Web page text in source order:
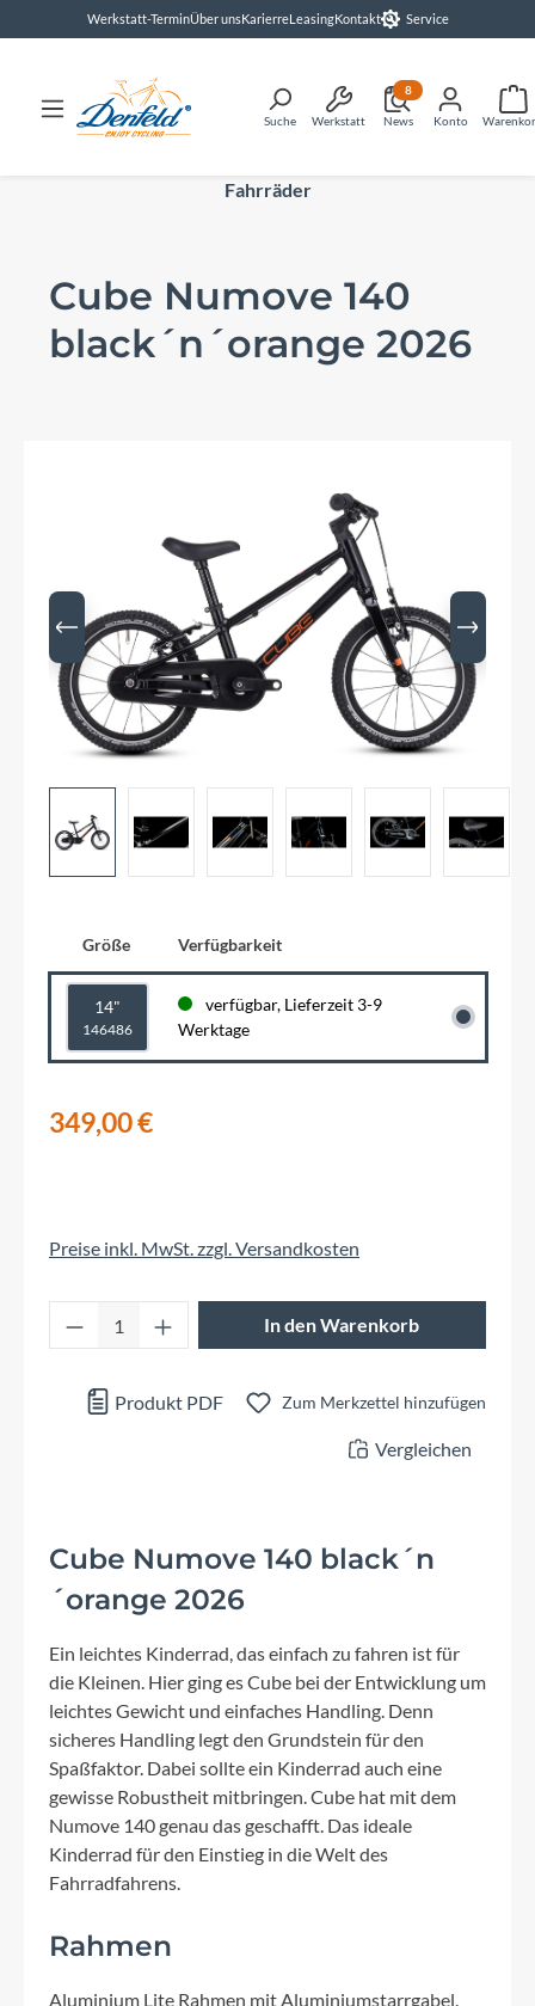
springenWerkstatt-TerminÜber unsKarierreLeasingKontakt Service
Suche Werkstatt News
8
Konto
Fahrräder
Cube Numove 140
black´n´orange 2026
Größe Verfügbarkeit
14"
146486
verfügbar, Lieferzeit 3-9
Werktage
349,00 €
Preise inkl. MwSt. zzgl. Versandkosten
Produkt Anzahl: Gib den gewünschten
In den Warenkorb
Produkt PDF Zum Merkzettel hinzufügen
Vergleichen
Cube Numove 140 black´n
´orange 2026
Ein leichtes Kinderrad, das einfach zu fahren ist für
die Kleinen. Hier ging es Cube bei der Entwicklung um
leichtes Gewicht und einfaches Handling. Denn
sicheres Handling legt den Grundstein für den
Spaßfaktor. Dabei sollte ein Kinderrad auch eine
gewisse Robustheit mitbringen. Cube hat mit dem
Numove 140 genau das geschafft. Das ideale
Kinderrad für den Einstieg in die Welt des
Fahrradfahrens.
Rahmen
Aluminium Lite Rahmen mit Aluminiumstarrgabel.